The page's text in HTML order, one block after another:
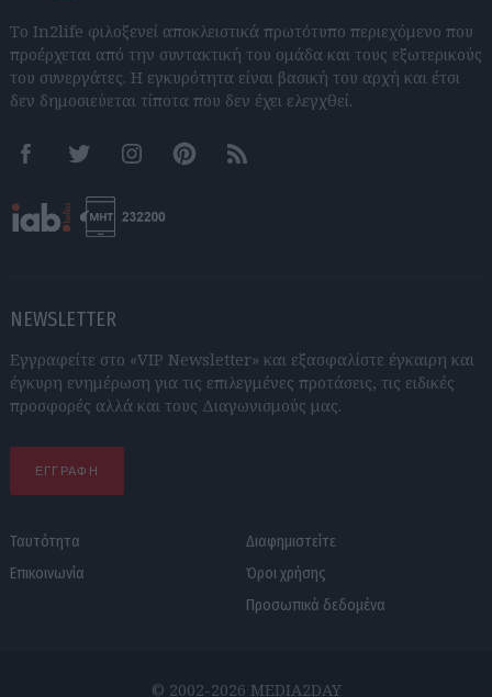
Το In2life φιλοξενεί αποκλειστικά πρωτότυπο περιεχόμενο που
προέρχεται από την συντακτική του ομάδα και τους εξωτερικούς
του συνεργάτες. Η εγκυρότητα είναι βασική του αρχή και έτσι
δεν δημοσιεύεται τίποτα που δεν έχει ελεγχθεί.
FacebookTwitter InstagramPinterestRSS feeds
NEWSLETTER
Εγγραφείτε στο «VIP Newsletter» και εξασφαλίστε έγκαιρη και
έγκυρη ενημέρωση για τις επιλεγμένες προτάσεις, τις ειδικές
προσφορές αλλά και τους Διαγωνισμούς μας.
ΕΓΓΡΑΦΗ
Ταυτότητα
Επικοινωνία
Διαφημιστείτε
Όροι χρήσης
Προσωπικά δεδομένα
© 2002-2026 MEDIA2DAY